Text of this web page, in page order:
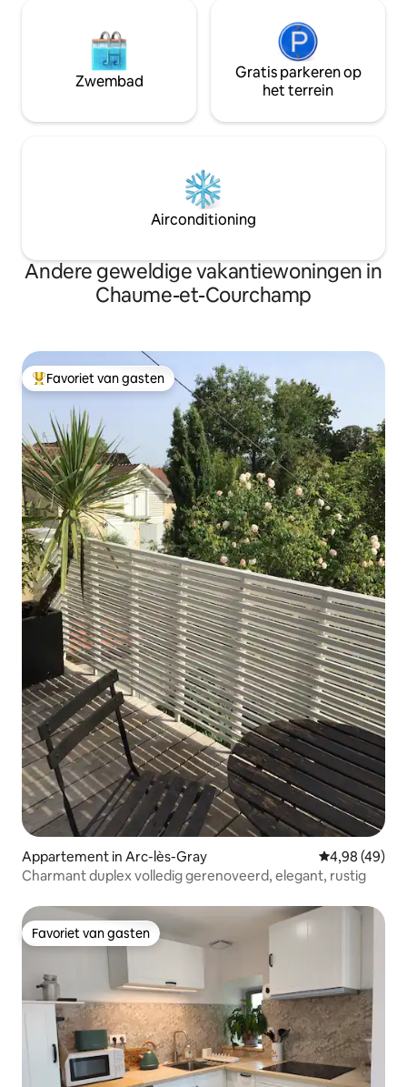
Zwembad
Gratis parkeren op
het terrein
Airconditioning
Andere geweldige vakantiewoningen in
Chaume-et-Courchamp
Topfavoriet van gasten
Favoriet van gasten
Appartement in Arc-lès-Gray Gemiddelde
4,98 (49)
Charmant duplex volledig gerenoveerd, elegant, rustig
Favoriet van gasten
Favoriet van gasten